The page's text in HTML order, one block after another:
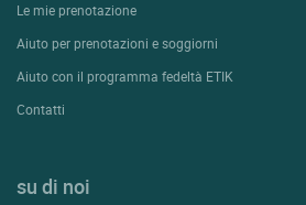
Le mie prenotazione
Aiuto per prenotazioni e soggiorni
Aiuto con il programma fedeltà ETIK
Contatti
su di noi